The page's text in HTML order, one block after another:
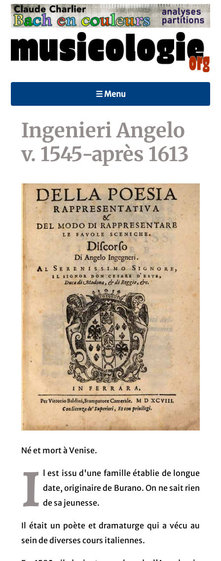
☰ Menu
Ingenieri Angelo
v. 1545-après 1613
Né et mort à Venise.
I
l est issu d'une famille établie de longue
date, originaire de Burano. On ne sait rien
de sa jeunesse.
Il était un poète et dramaturge qui a vécu au
sein de diverses cours italiennes.